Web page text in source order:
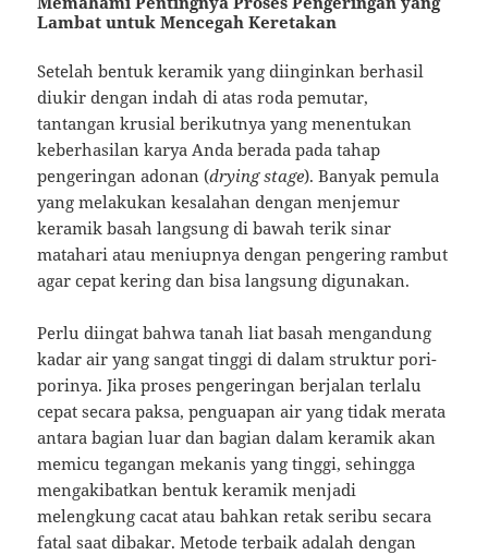
Lambat untuk Mencegah Keretakan
Setelah bentuk keramik yang diinginkan berhasil
diukir dengan indah di atas roda pemutar,
tantangan krusial berikutnya yang menentukan
keberhasilan karya Anda berada pada tahap
pengeringan adonan (drying stage). Banyak pemula
yang melakukan kesalahan dengan menjemur
keramik basah langsung di bawah terik sinar
matahari atau meniupnya dengan pengering rambut
agar cepat kering dan bisa langsung digunakan.
Perlu diingat bahwa tanah liat basah mengandung
kadar air yang sangat tinggi di dalam struktur pori-
porinya. Jika proses pengeringan berjalan terlalu
cepat secara paksa, penguapan air yang tidak merata
antara bagian luar dan bagian dalam keramik akan
memicu tegangan mekanis yang tinggi, sehingga
mengakibatkan bentuk keramik menjadi
melengkung cacat atau bahkan retak seribu secara
fatal saat dibakar. Metode terbaik adalah dengan